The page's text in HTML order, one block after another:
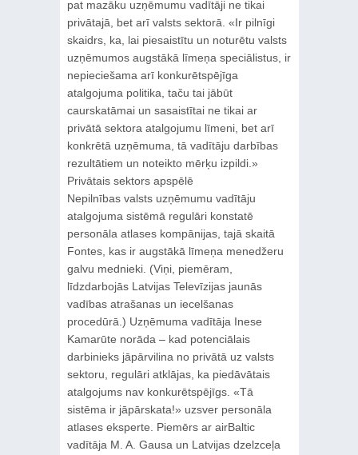
pat mazāku uzņēmumu vadītāji ne tikai
privātajā, bet arī valsts sektorā. «Ir pilnīgi
skaidrs, ka, lai piesaistītu un noturētu valsts
uzņēmumos augstākā līmeņa speciālistus, ir
nepieciešama arī konkurētspējīga
atalgojuma politika, taču tai jābūt
caurskatāmai un sasaistītai ne tikai ar
privātā sektora atalgojumu līmeni, bet arī
konkrētā uzņēmuma, tā vadītāju darbības
rezultātiem un noteikto mērķu izpildi.»
Privātais sektors apspēlē
Nepilnības valsts uzņēmumu vadītāju
atalgojuma sistēmā regulāri konstatē
personāla atlases kompānijas, tajā skaitā
Fontes, kas ir augstākā līmeņa menedžeru
galvu mednieki. (Viņi, piemēram,
līdzdarbojās Latvijas Televīzijas jaunās
vadības atrašanas un iecelšanas
procedūrā.) Uzņēmuma vadītāja Inese
Kamarūte norāda – kad potenciālais
darbinieks jāpārvilina no privātā uz valsts
sektoru, regulāri atklājas, ka piedāvātais
atalgojums nav konkurētspējīgs. «Tā
sistēma ir jāpārskata!» uzsver personāla
atlases eksperte. Piemērs ar airBaltic
vadītāja M. A. Gausa un Latvijas dzelzceļa